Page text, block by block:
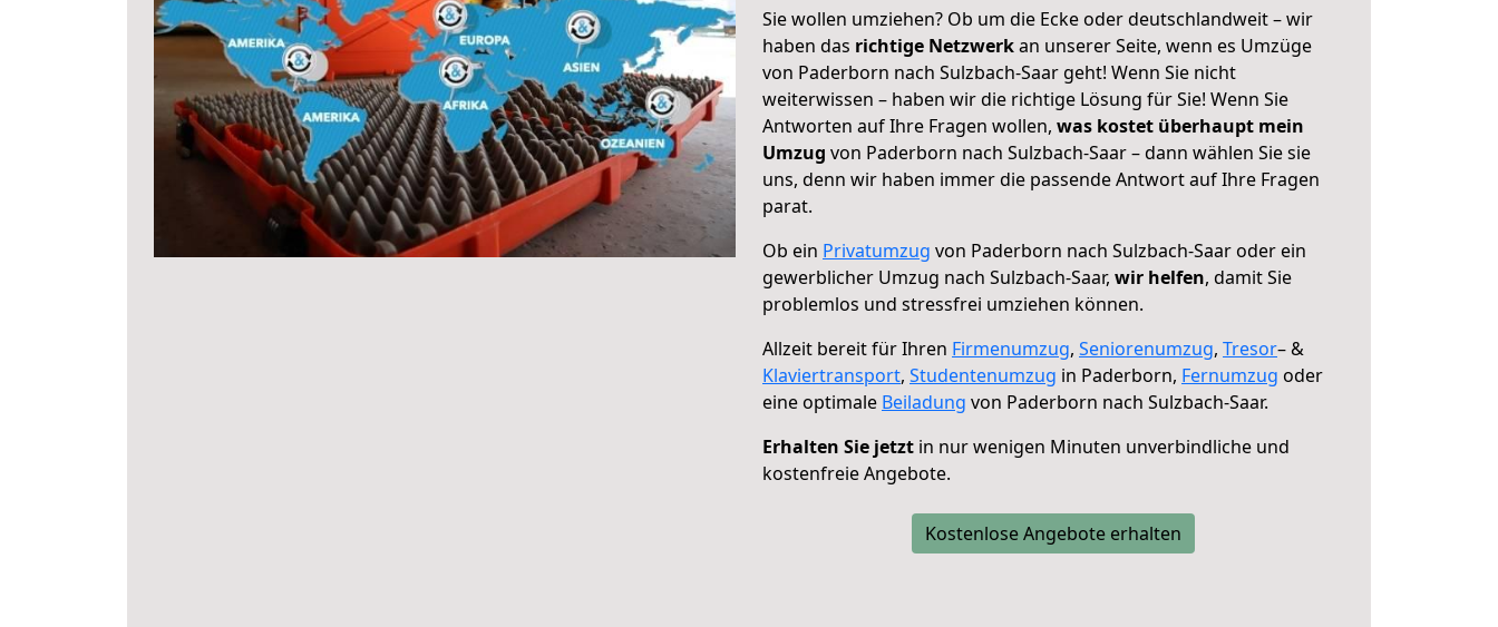
Sie wollen umziehen? Ob um die Ecke oder deutschlandweit – wir
haben das richtige Netzwerkan unserer Seite, wenn es Umzüge
von Paderborn nach Sulzbach-Saar geht! Wenn Sie nicht
weiterwissen – haben wir die richtige Lösung für Sie! Wenn Sie
Antworten auf Ihre Fragen wollen, was kostet überhaupt mein
Umzug von Paderborn nach Sulzbach-Saar – dann wählen Sie sie
uns, denn wir haben immer die passende Antwort auf Ihre Fragen
parat.
Ob ein Privatumzug von Paderborn nach Sulzbach-Saar oder ein
gewerblicher Umzug nach Sulzbach-Saar, wir helfen, damit Sie
problemlos und stressfrei umziehen können.
Allzeit bereit für Ihren Firmenumzug, Seniorenumzug, Tresor– &
Klaviertransport, Studentenumzug in Paderborn, Fernumzug oder
eine optimale Beiladung von Paderborn nach Sulzbach-Saar.
Erhalten Sie jetzt in nur wenigen Minuten unverbindliche und
kostenfreie Angebote.
Kostenlose Angebote erhalten